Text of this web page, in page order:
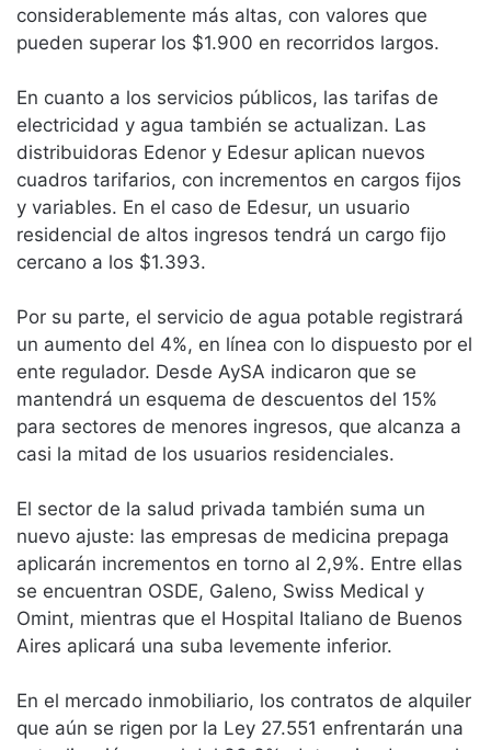
considerablemente más altas, con valores que
pueden superar los $1.900 en recorridos largos.
En cuanto a los servicios públicos, las tarifas de
electricidad y agua también se actualizan. Las
distribuidoras Edenor y Edesur aplican nuevos
cuadros tarifarios, con incrementos en cargos fijos
y variables. En el caso de Edesur, un usuario
residencial de altos ingresos tendrá un cargo fijo
cercano a los $1.393.
Por su parte, el servicio de agua potable registrará
un aumento del 4%, en línea con lo dispuesto por el
ente regulador. Desde AySA indicaron que se
mantendrá un esquema de descuentos del 15%
para sectores de menores ingresos, que alcanza a
casi la mitad de los usuarios residenciales.
El sector de la salud privada también suma un
nuevo ajuste: las empresas de medicina prepaga
aplicarán incrementos en torno al 2,9%. Entre ellas
se encuentran OSDE, Galeno, Swiss Medical y
Omint, mientras que el Hospital Italiano de Buenos
Aires aplicará una suba levemente inferior.
En el mercado inmobiliario, los contratos de alquiler
que aún se rigen por la Ley 27.551 enfrentarán una